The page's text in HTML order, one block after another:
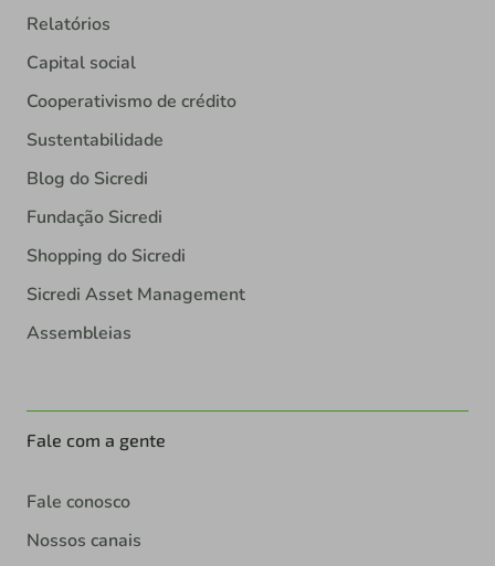
Relatórios
Capital social
Cooperativismo de crédito
Sustentabilidade
Blog do Sicredi
Fundação Sicredi
Shopping do Sicredi
Sicredi Asset Management
Assembleias
Fale com a gente
Fale conosco
Nossos canais